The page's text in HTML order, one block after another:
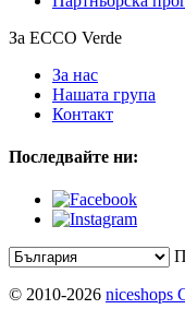
За ECCO Verde
За нас
Нашата група
Контакт
Последвайте ни:
© 2010-2026 niceshops